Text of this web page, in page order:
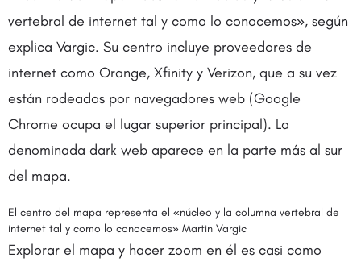
vertebral de internet tal y como lo conocemos», según
explica Vargic. Su centro incluye proveedores de
internet como Orange, Xfinity y Verizon, que a su vez
están rodeados por navegadores web (Google
Chrome ocupa el lugar superior principal). La
denominada dark web aparece en la parte más al sur
del mapa.
El centro del mapa representa el «núcleo y la columna vertebral de
internet tal y como lo conocemos» Martin Vargic
Explorar el mapa y hacer zoom en él es casi como